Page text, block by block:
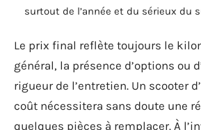
surtout de l’année et du sérieux du
Le prix final reflète toujours le
général, la présence d’options ou
rigueur de l’entretien. Un scooter
coût nécessitera sans doute une
quelques pièces à remplacer. À